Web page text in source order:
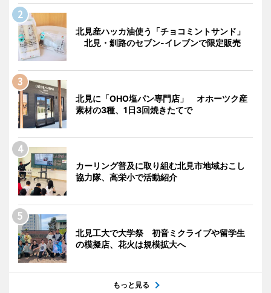
北見産ハッカ油使う「チョコミントサンド」
北見・釧路のセブン-イレブンで限定販売
北見に「OHO塩パン専門店」 オホーツク産
素材の3種、1日3回焼きたてで
カーリング普及に取り組む北見市地域おこし
協力隊、高栄小で活動紹介
北見工大で大学祭 初音ミクライブや留学生
の模擬店、花火は規模拡大へ
もっと見る